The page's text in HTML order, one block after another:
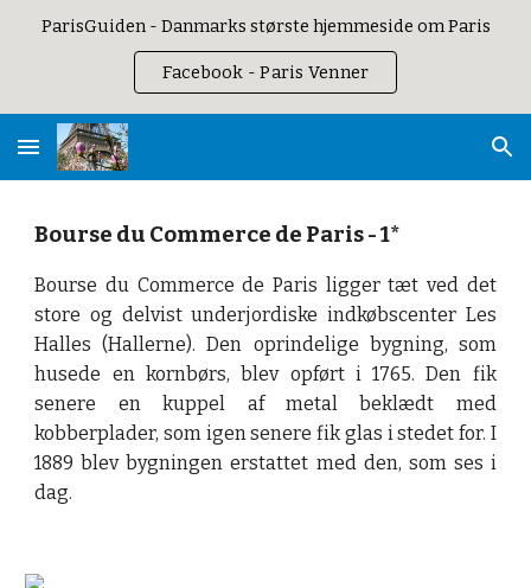
ParisGuiden - Danmarks største hjemmeside om Paris
Facebook - Paris Venner
Bourse du Commerce de Paris - 1*
Bourse du Commerce de Paris ligger tæt ved det
store og delvist underjordiske indkøbscenter Les
Halles (Hallerne). Den oprindelige bygning, som
husede en kornbørs, blev opført i 1765. Den fik
senere en kuppel af metal beklædt med
kobberplader, som igen senere fik glas i stedet for. I
1889 blev bygningen erstattet med den, som ses i
dag.